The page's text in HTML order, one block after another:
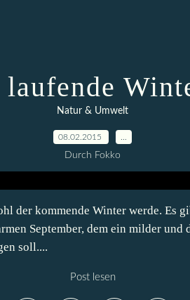
laufende
Natur & Umwelt
08.02.2015
Durch Fokko
der kommende Winter werde. Es
September, dem ein milder
soll....
Post lesen